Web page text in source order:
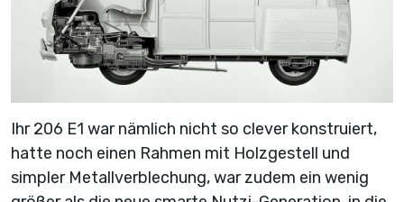
Ihr 206 E1 war nämlich nicht so clever konstruiert,
hatte noch einen Rahmen mit Holzgestell und
simpler Metallverblechung, war zudem ein wenig